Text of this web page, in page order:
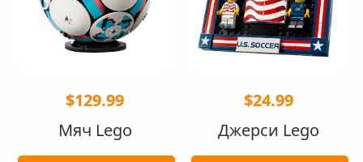
$129.99
Мяч Lego
$24.99
Джерси Lego